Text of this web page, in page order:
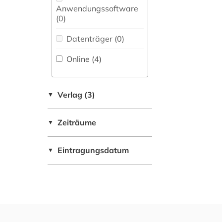
Maschinenbau (0)
Medien- und
Kommunikationswissenschaften,
Kommunikationsdesign (0)
Militärwissenschaft
Musikwissenschaft
(0)
Natur- und
Zeitungs-,
Zeitschriftenbibliographie
(0
Anwendungssoftware
(0)
Datenträger (0)
Online (4)
▼ Verlag (3)
▼ Zeiträume
▼ Eintragungsdatum